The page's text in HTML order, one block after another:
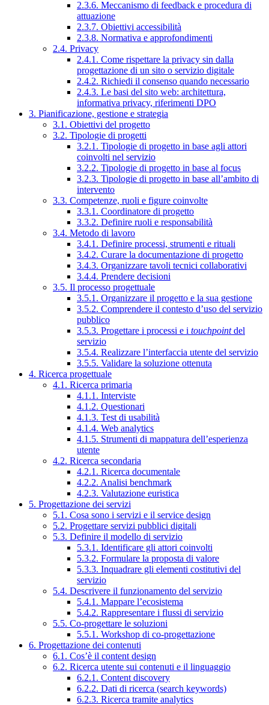
2.3.6. Meccanismo di feedback e procedura di
attuazione
2.3.7. Obiettivi accessibilità
2.3.8. Normativa e approfondimenti
2.4. Privacy
2.4.1. Come rispettare la privacy sin dalla
progettazione di un sito o servizio digitale
2.4.2. Richiedi il consenso quando necessario
2.4.3. Le basi del sito web: architettura,
informativa privacy, riferimenti DPO
3. Pianificazione, gestione e strategia
3.1. Obiettivi del progetto
3.2. Tipologie di progetti
3.2.1. Tipologie di progetto in base agli attori
coinvolti nel servizio
3.2.2. Tipologie di progetto in base al focus
3.2.3. Tipologie di progetto in base all’ambito di
intervento
3.3. Competenze, ruoli e figure coinvolte
3.3.1. Coordinatore di progetto
3.3.2. Definire ruoli e responsabilità
3.4. Metodo di lavoro
3.4.1. Definire processi, strumenti e rituali
3.4.2. Curare la documentazione di progetto
3.4.3. Organizzare tavoli tecnici collaborativi
3.4.4. Prendere decisioni
3.5. Il processo progettuale
3.5.1. Organizzare il progetto e la sua gestione
3.5.2. Comprendere il contesto d’uso del servizio
pubblico
3.5.3. Progettare i processi e i touchpointdel
servizio
3.5.4. Realizzare l’interfaccia utente del servizio
3.5.5. Validare la soluzione ottenuta
4. Ricerca progettuale
4.1. Ricerca primaria
4.1.1. Interviste
4.1.2. Questionari
4.1.3. Test di usabilità
4.1.4. Web analytics
4.1.5. Strumenti di mappatura dell’esperienza
utente
4.2. Ricerca secondaria
4.2.1. Ricerca documentale
4.2.2. Analisi benchmark
4.2.3. Valutazione euristica
5. Progettazione dei servizi
5.1. Cosa sono i servizi e il service design
5.2. Progettare servizi pubblici digitali
5.3. Definire il modello di servizio
5.3.1. Identificare gli attori coinvolti
5.3.2. Formulare la proposta di valore
5.3.3. Inquadrare gli elementi costitutivi del
servizio
5.4. Descrivere il funzionamento del servizio
5.4.1. Mappare l’ecosistema
5.4.2. Rappresentare i flussi di servizio
5.5. Co-progettare le soluzioni
5.5.1. Workshop di co-progettazione
6. Progettazione dei contenuti
6.1. Cos’è il content design
6.2. Ricerca utente sui contenuti e il linguaggio
6.2.1. Content discovery
6.2.2. Dati di ricerca (search keywords)
6.2.3. Ricerca tramite analytics